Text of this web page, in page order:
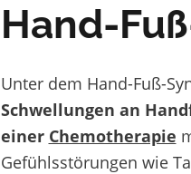
Hand-
Unter dem Hand-Fuß-
Schwellungen an
einer Chemotherapie
Gefühlsstörungen wie